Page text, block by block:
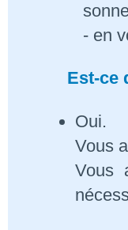
- en
Est-ce
Oui.
Vous
Vous